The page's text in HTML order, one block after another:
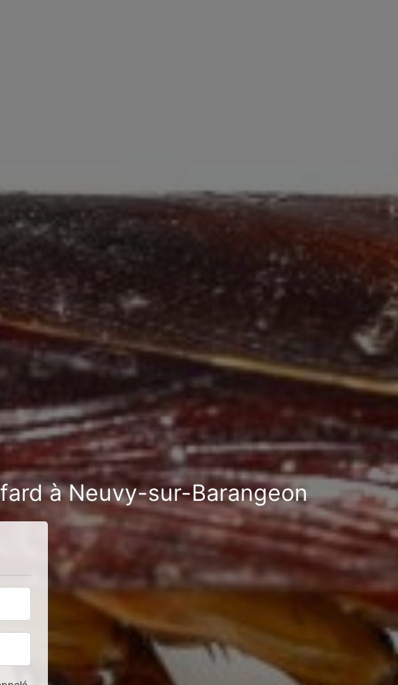
à Neuvy-sur-Barangeon